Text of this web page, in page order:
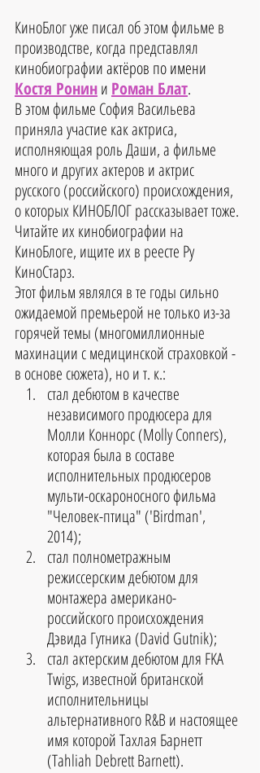
КиноБлог уже писал об этом фильме в
производстве, когда представлял
кинобиографии актёров по имени
Костя Ронин и Роман Блат.
В этом фильме София Васильева
приняла участие как актриса,
исполняющая роль Даши, а фильме
много и других актеров и актрис
русского (российского) происхождения,
о которых КИНОБЛОГ рассказывает тоже.
Читайте их кинобиографии на
КиноБлоге, ищите их в реесте Ру
КиноСтарз.
Этот фильм являлся в те годы сильно
ожидаемой премьерой не только из-за
горячей темы (многомиллионные
махинации с медицинской страховкой -
в основе сюжета), но и т. к.:
стал дебютом в качестве
независимого продюсера для
Молли Коннорс (Molly Conners),
которая была в составе
исполнительных продюсеров
мульти-оскароносного фильма
"Человек-птица" ('Birdman',
2014);
стал полнометражным
режиссерским дебютом для
монтажера американо-
российского происхождения
Дэвида Гутника (David Gutnik);
стал актерским дебютом для FKA
Twigs, известной британской
исполнительницы
альтернативного R&B и настоящее
имя которой Тахлая Барнетт
(Tahliah Debrett Barnett).